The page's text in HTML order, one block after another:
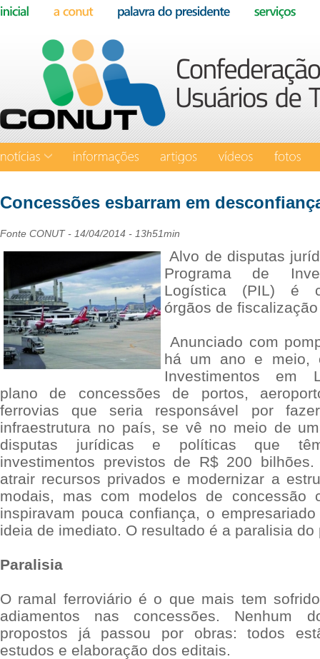
Concessões esbarram em
Fonte CONUT - 14/04/2014 - 13h51min
Alvo de disputas
Programa de
Logística (PIL) é
órgãos de
Anunciado com
há um ano e meio,
Investimentos em
plano de concessões de portos,
ferrovias que seria responsável por
infraestrutura no país, se vê no meio de
disputas jurídicas e políticas que
investimentos previstos de R$ 200
atrair recursos privados e modernizar a
modais, mas com modelos de concessão
inspiravam pouca confiança, o
ideia de imediato. O resultado é a paralisia do
Paralisia
O ramal ferroviário é o que mais tem
adiamentos nas concessões. Nenhum
propostos já passou por obras: todos
estudos e elaboração dos editais.